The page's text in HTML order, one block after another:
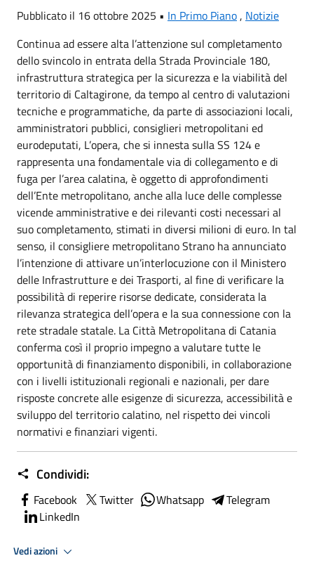
Pubblicato il 16 ottobre 2025 • In Primo Piano, Notizie
Continua ad essere alta l’attenzione sul completamento
dello svincolo in entrata della Strada Provinciale 180,
infrastruttura strategica per la sicurezza e la viabilità del
territorio di Caltagirone, da tempo al centro di valutazioni
tecniche e programmatiche, da parte di associazioni locali,
amministratori pubblici, consiglieri metropolitani ed
eurodeputati, L’opera, che si innesta sulla SS 124 e
rappresenta una fondamentale via di collegamento e di
fuga per l’area calatina, è oggetto di approfondimenti
dell’Ente metropolitano, anche alla luce delle complesse
vicende amministrative e dei rilevanti costi necessari al
suo completamento, stimati in diversi milioni di euro. In tal
senso, il consigliere metropolitano Strano ha annunciato
l’intenzione di attivare un’interlocuzione con il Ministero
delle Infrastrutture e dei Trasporti, al fine di verificare la
possibilità di reperire risorse dedicate, considerata la
rilevanza strategica dell’opera e la sua connessione con la
rete stradale statale. La Città Metropolitana di Catania
conferma così il proprio impegno a valutare tutte le
opportunità di finanziamento disponibili, in collaborazione
con i livelli istituzionali regionali e nazionali, per dare
risposte concrete alle esigenze di sicurezza, accessibilità e
sviluppo del territorio calatino, nel rispetto dei vincoli
normativi e finanziari vigenti.
Condividi:
Facebook Twitter Whatsapp
Telegram
LinkedIn
Vedi azioni